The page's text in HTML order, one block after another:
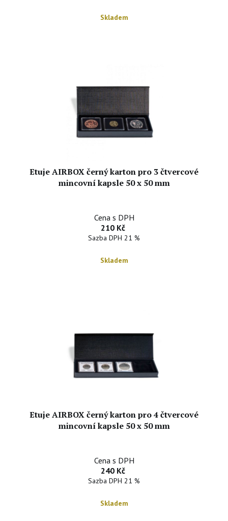
Skladem
Etuje AIRBOX černý karton pro 3 čtvercové
mincovní kapsle 50 x 50 mm
Cena s DPH
210 Kč
Sazba DPH 21 %
Skladem
Etuje AIRBOX černý karton pro 4 čtvercové
mincovní kapsle 50 x 50 mm
Cena s DPH
240 Kč
Sazba DPH 21 %
Skladem